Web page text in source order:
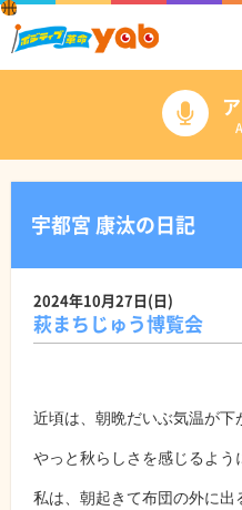
宇都宮 康汰の日記
2024年10月27日(日)
萩まちじゅう博覧会
近頃は、朝晩だいぶ気温が下
やっと秋らしさを感じるよう
私は、朝起きて布団の外に出